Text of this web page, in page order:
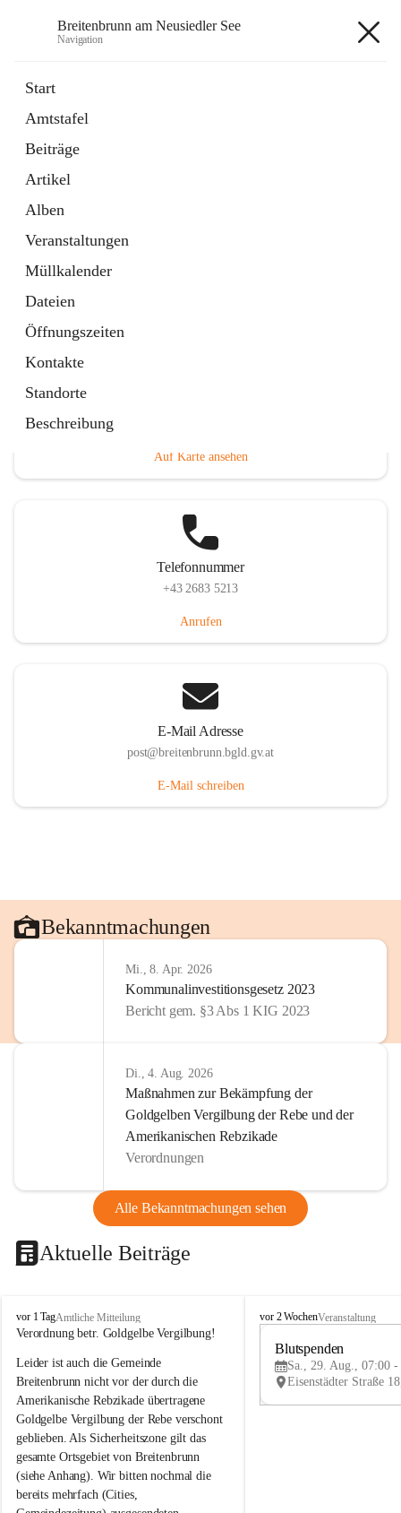
Breitenbrunn am Neusiedler See
Navigation
Start
Amtstafel
Beiträge
Artikel
Alben
Veranstaltungen
Müllkalender
Dateien
Öffnungszeiten
Kontakte
Standorte
Beschreibung
18 Schnellzugriffe
Gemeindeservice
Auf Karte ansehen
Telefonnummer
+43 2683 5213
Anrufen
E-Mail Adresse
post@breitenbrunn.bgld.gv.at
E-Mail schreiben
Bekanntmachungen
Mi., 8. Apr. 2026
Kommunalinvestitionsgesetz 2023
Bericht gem. §3 Abs 1 KIG 2023
Di., 4. Aug. 2026
Maßnahmen zur Bekämpfung der
Goldgelben Vergilbung der Rebe und der
Amerikanischen Rebzikade
Verordnungen
Alle Bekanntmachungen sehen
Aktuelle Beiträge
B
r
i
t
e
n
b
r
u
n
n
vor 1 TagAmtliche Mitteilung
Verordnung betr. Goldgelbe Vergilbung!
Leider ist auch die Gemeinde
Breitenbrunn nicht vor der durch die
Amerikanische Rebzikade übertragene
Goldgelbe Vergilbung der Rebe verschont
geblieben. Als Sicherheitszone gilt das
gesamte Ortsgebiet von Breitenbrunn
(siehe Anhang). Wir bitten nochmal die
bereits mehrfach (Cities,
B
e
vor 2 WochenVeranstaltung
Blutspenden
Sa., 29. Aug., 07:00 -